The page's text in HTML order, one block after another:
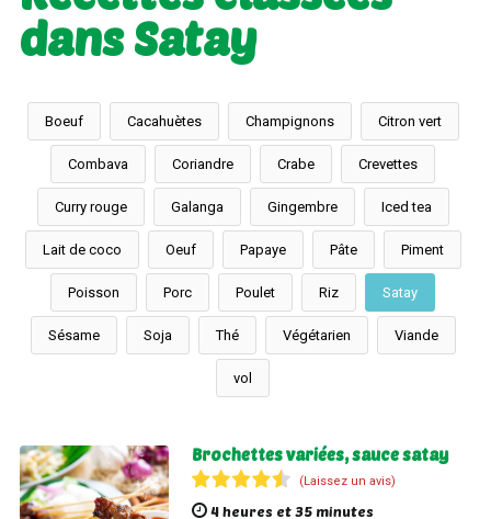
dans Satay
Boeuf Cacahuètes Champignons Citron vert
Combava Coriandre Crabe Crevettes
Curry rouge Galanga Gingembre Iced tea
Lait de coco Oeuf Papaye Pâte Piment
Poisson Porc Poulet Riz Satay
Sésame Soja Thé Végétarien Viande
vol
Brochettes variées, sauce satay
(Laissez un avis)
4 heures et 35 minutes